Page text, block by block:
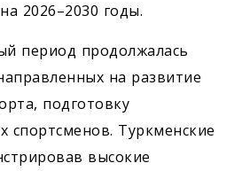
2026–2030 годы.
период продолжалась
на развитие
подготовку
спортсменов. Туркменские
высокие